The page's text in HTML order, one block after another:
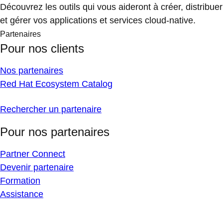
Découvrez les outils qui vous aideront à créer, distribuer
et gérer vos applications et services cloud-native.
Partenaires
Pour nos clients
Nos partenaires
Red Hat Ecosystem Catalog
Rechercher un partenaire
Pour nos partenaires
Partner Connect
Devenir partenaire
Formation
Assistance